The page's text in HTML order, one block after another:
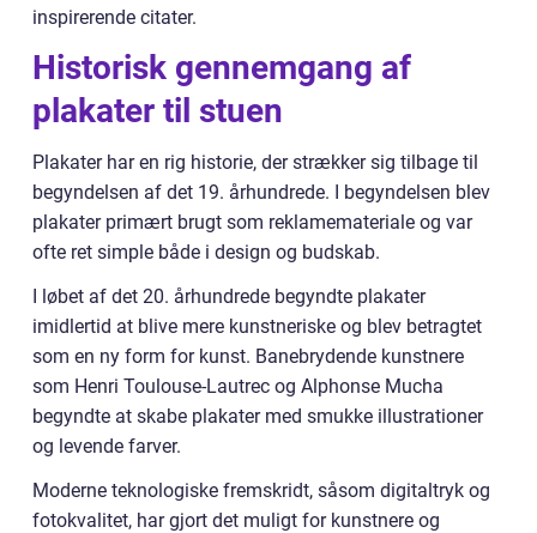
inspirerende citater.
Historisk gennemgang af
plakater til stuen
Plakater har en rig historie, der strækker sig tilbage til
begyndelsen af det 19. århundrede. I begyndelsen blev
plakater primært brugt som reklamemateriale og var
ofte ret simple både i design og budskab.
I løbet af det 20. århundrede begyndte plakater
imidlertid at blive mere kunstneriske og blev betragtet
som en ny form for kunst. Banebrydende kunstnere
som Henri Toulouse-Lautrec og Alphonse Mucha
begyndte at skabe plakater med smukke illustrationer
og levende farver.
Moderne teknologiske fremskridt, såsom digitaltryk og
fotokvalitet, har gjort det muligt for kunstnere og